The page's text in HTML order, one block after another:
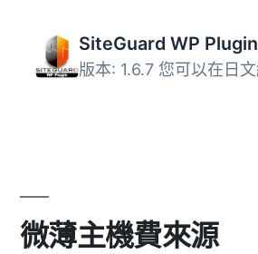
SiteGuard WP Plugin
微薄主機費來源